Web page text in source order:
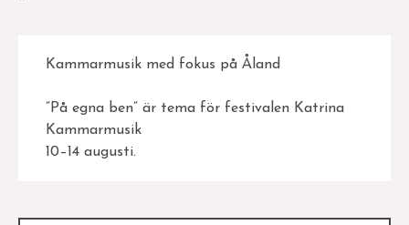
Kammarmusik med fokus på Åland
”På egna ben” är tema för festivalen Katrina
Kammarmusik
10–14 augusti.